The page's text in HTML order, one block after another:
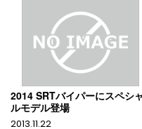
2014 SRTバイパーにスペシ
ルモデル登場
2013.11.22